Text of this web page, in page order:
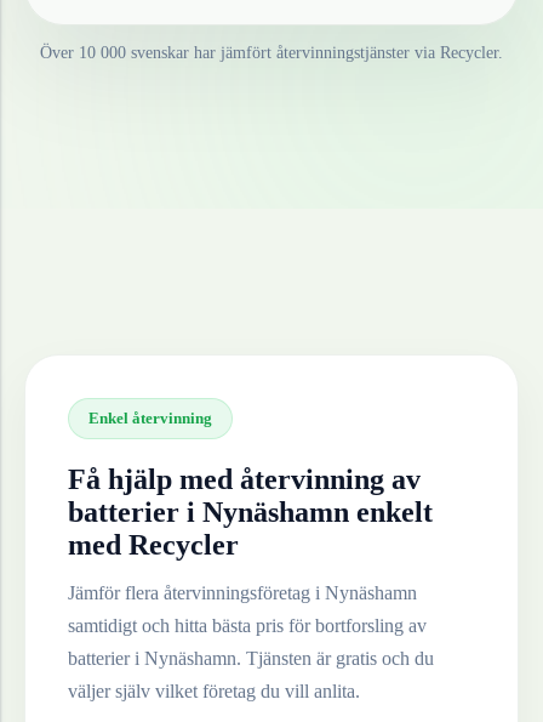
Över 10 000 svenskar har jämfört återvinningstjänster via Recycler.
Enkel återvinning
Få hjälp med återvinning av
batterier i Nynäshamn enkelt
med Recycler
Jämför flera återvinningsföretag i Nynäshamn
samtidigt och hitta bästa pris för bortforsling av
batterieri Nynäshamn. Tjänsten är gratis och du
väljer själv vilket företag du vill anlita.